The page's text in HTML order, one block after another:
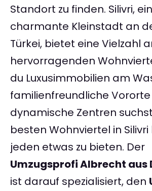
Standort zu finden. Silivri,
charmante Kleinstadt an
Türkei, bietet eine Vielzahl
hervorragenden
du Luxusimmobilien am
familienfreundliche
dynamische Zentren
besten Wohnviertel in
jeden etwas zu bieten. Der
Umzugsprofi Albrecht aus
ist darauf spezialisiert, den